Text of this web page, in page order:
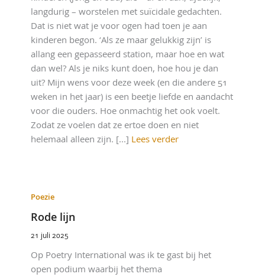
langdurig – worstelen met suïcidale gedachten.
Dat is niet wat je voor ogen had toen je aan
kinderen begon. ‘Als ze maar gelukkig zijn’ is
allang een gepasseerd station, maar hoe en wat
dan wel? Als je niks kunt doen, hoe hou je dan
uit? Mijn wens voor deze week (en die andere 51
weken in het jaar) is een beetje liefde en aandacht
voor die ouders. Hoe onmachtig het ook voelt.
Zodat ze voelen dat ze ertoe doen en niet
helemaal alleen zijn. [...] Lees verder
Poezie
Rode lijn
21 juli 2025
Op Poetry International was ik te gast bij het
open podium waarbij het thema